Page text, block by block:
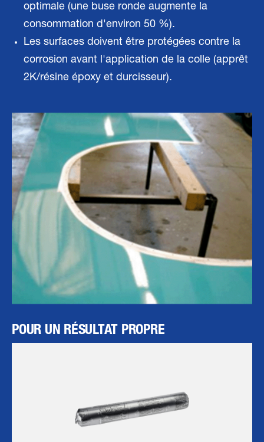
optimale (une buse ronde augmente la
consommation d'environ 50 %).
Les surfaces doivent être protégées contre la
corrosion avant l'application de la colle (apprêt
2K/résine époxy et durcisseur).
POUR UN RÉSULTAT PROPRE